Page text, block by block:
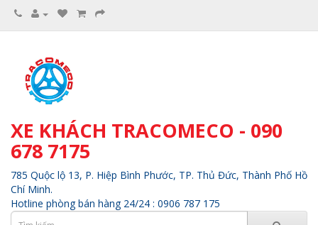
XE KHÁCH TRACOMECO - 090
678 7175
785 Quộc lộ 13, P. Hiệp Bình Phước, TP. Thủ Đức, Thành Phố Hồ
Chí Minh.
Hotline phòng bán hàng 24/24 : 0906 787 175